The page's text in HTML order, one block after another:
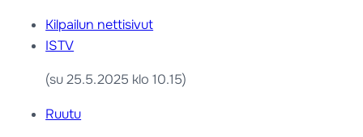
Kilpailun nettisivut
ISTV
(su 25.5.2025 klo 10.15)
Ruutu